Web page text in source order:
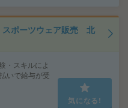
スポーツウェア販売 北
・スキルによ
いで給与が受
気になる!